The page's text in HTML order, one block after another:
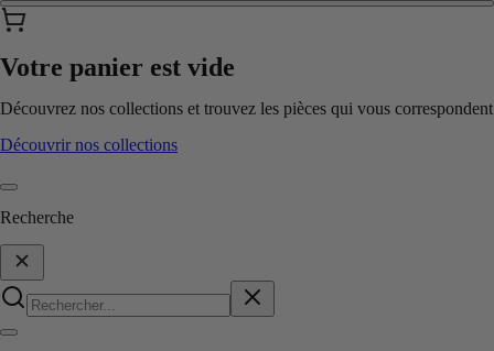
Votre panier est vide
Découvrez nos collections et trouvez les pièces qui vous correspondent
Découvrir nos collections
Recherche